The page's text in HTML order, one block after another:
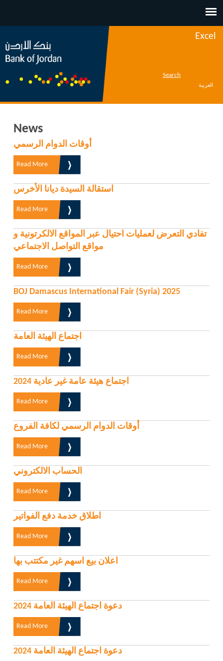
Excel
Search
العربية
News
أوقات الدوام الرسمي
Read More
استقالة السيدة ديانا الأخرس
Read More
تفادي التعرض لعمليات احتيال عبر المواقع الالكرتونية و
مواقع التواصل الاجتماعي
Read More
BOJ Damascus International Fair (Syria) 2025
Read More
اجتماع الهيئة العامة
Read More
اجتماع هيئة عامة غير عادية 2024
Read More
أوقات الدوام الرسمي لكافة الفروع
Read More
الحساب الالكتروني
Read More
اطلاق خدمة دفع الفواتير
Read More
اعلان بيع اسهم غير مكتتب بها
Read More
دعوة اجتماع الهيئة العامة 2024
Read More
دعوة اجتماع الهيئة العامة 2024